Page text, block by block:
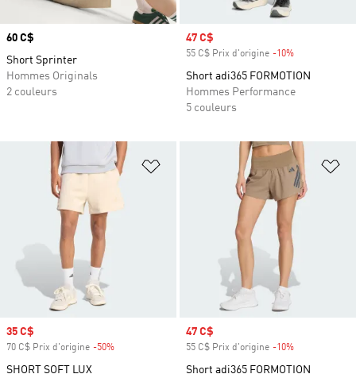
Prix
60 C$
Short Sprinter
Hommes Originals
2 couleurs
Prix soldé
47 C$
55 C$ Prix d'origine -10%
Short adi365 FORMOTION
Hommes Performance
5 couleurs
Ajouter à la Liste de produits
Prix soldé
35 C$
70 C$ Prix d'origine -50%
SHORT SOFT LUX
Prix soldé
47 C$
55 C$ Prix d'origine -10%
Short adi365 FORMOTION